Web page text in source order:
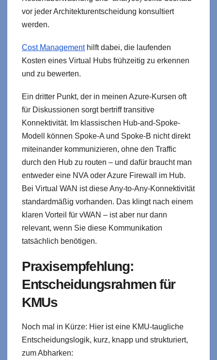
vor jeder Architekturentscheidung konsultiert
werden.
Cost Managementhilft dabei, die laufenden
Kosten eines Virtual Hubs frühzeitig zu erkennen
und zu bewerten.
Ein dritter Punkt, der in meinen Azure-Kursen oft
für Diskussionen sorgt bertriff transitive
Konnektivität. Im klassischen Hub-and-Spoke-
Modell können Spoke-A und Spoke-B nicht direkt
miteinander kommunizieren, ohne den Traffic
durch den Hub zu routen – und dafür braucht man
entweder eine NVA oder Azure Firewall im Hub.
Bei Virtual WAN ist diese Any-to-Any-Konnektivität
standardmäßig vorhanden. Das klingt nach einem
klaren Vorteil für vWAN – ist aber nur dann
relevant, wenn Sie diese Kommunikation
tatsächlich benötigen.
Praxisempfehlung:
Entscheidungsrahmen für
KMUs
Noch mal in Kürze: Hier ist eine KMU-taugliche
Entscheidungslogik, kurz, knapp und strukturiert,
zum Abharken: